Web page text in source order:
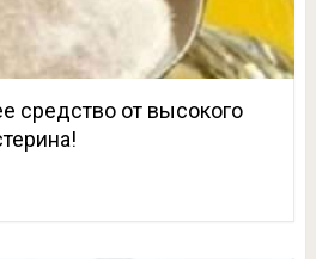
средство от высокого